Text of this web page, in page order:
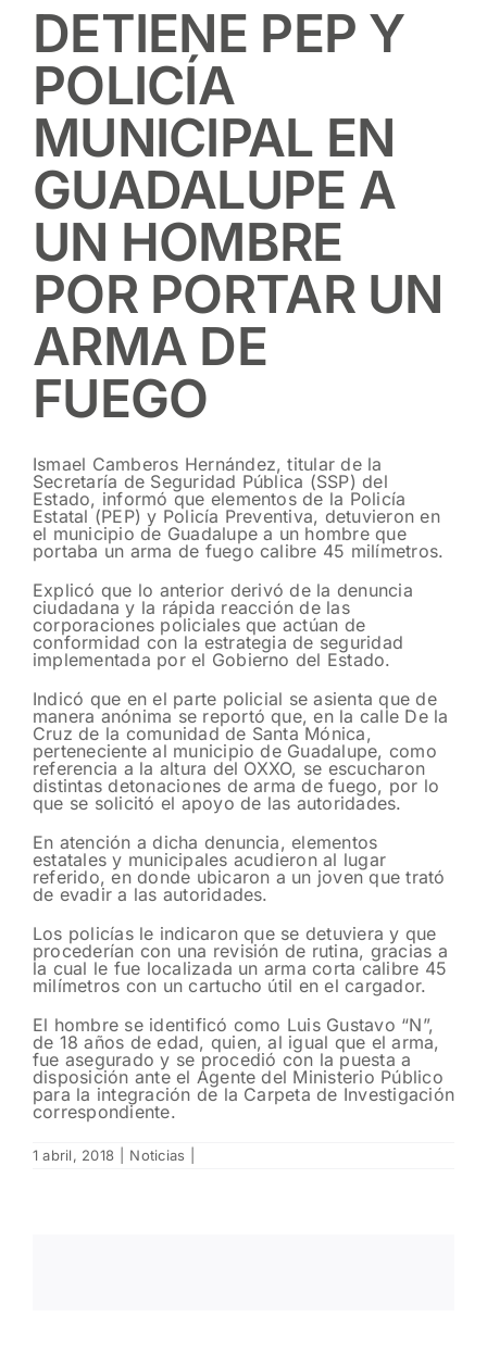
DETIENE PEP Y
POLICÍA
MUNICIPAL EN
GUADALUPE A
UN HOMBRE
POR PORTAR UN
ARMA DE
FUEGO
Ismael Camberos Hernández, titular de la
Secretaría de Seguridad Pública (SSP) del
Estado, informó que elementos de la Policía
Estatal (PEP) y Policía Preventiva, detuvieron en
el municipio de Guadalupe a un hombre que
portaba un arma de fuego calibre 45 milímetros.
Explicó que lo anterior derivó de la denuncia
ciudadana y la rápida reacción de las
corporaciones policiales que actúan de
conformidad con la estrategia de seguridad
implementada por el Gobierno del Estado.
Indicó que en el parte policial se asienta que de
manera anónima se reportó que, en la calle De la
Cruz de la comunidad de Santa Mónica,
perteneciente al municipio de Guadalupe, como
referencia a la altura del OXXO, se escucharon
distintas detonaciones de arma de fuego, por lo
que se solicitó el apoyo de las autoridades.
En atención a dicha denuncia, elementos
estatales y municipales acudieron al lugar
referido, en donde ubicaron a un joven que trató
de evadir a las autoridades.
Los policías le indicaron que se detuviera y que
procederían con una revisión de rutina, gracias a
la cual le fue localizada un arma corta calibre 45
milímetros con un cartucho útil en el cargador.
El hombre se identificó como Luis Gustavo “N”,
de 18 años de edad, quien, al igual que el arma,
fue asegurado y se procedió con la puesta a
disposición ante el Agente del Ministerio Público
para la integración de la Carpeta de Investigación
correspondiente.
1 abril, 2018 Noticias